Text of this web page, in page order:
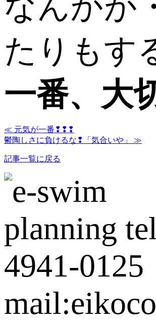
たりもす
一番、大
≪ 元気が一番❢❢❢
鬱陶しさに負けるな❢「気合いや」 ≫
記事一覧に戻る